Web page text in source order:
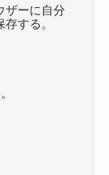
ザーに自分
する。